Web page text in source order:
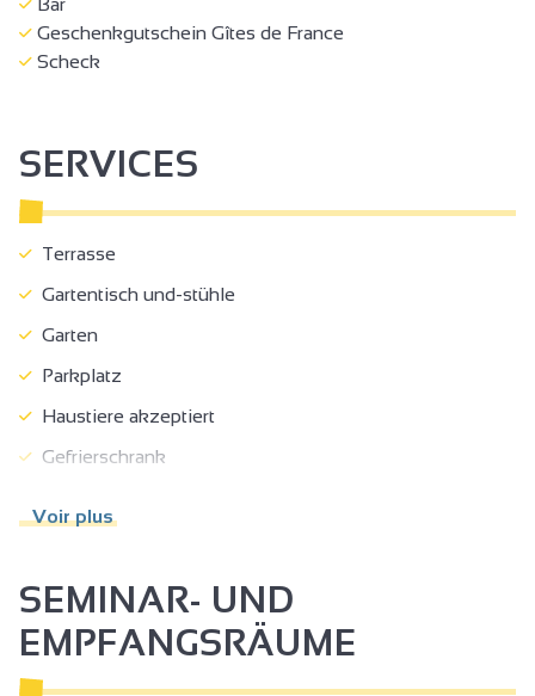
Geschenkgutschein Gîtes de France
Scheck
SERVICES
Terrasse
Gartentisch und-stühle
Garten
Parkplatz
Haustiere akzeptiert
Gefrierschrank
Fernsehen
WIFI-Zugang
Voir plus
SEMINAR- UND
EMPFANGSRÄUME